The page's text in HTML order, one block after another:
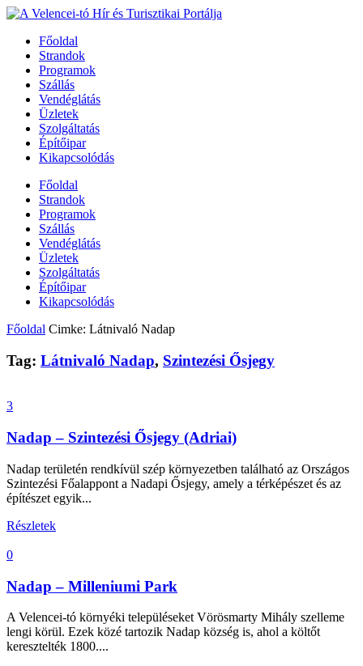
Főoldal
Strandok
Programok
Szállás
Vendéglátás
Üzletek
Szolgáltatás
Építőipar
Kikapcsolódás
Főoldal
Strandok
Programok
Szállás
Vendéglátás
Üzletek
Szolgáltatás
Építőipar
Kikapcsolódás
Főoldal Cimke: Látnivaló Nadap
Tag: Látnivaló Nadap, Szintezési Ősjegy
3
Nadap – Szintezési Ősjegy (Adriai)
Nadap területén rendkívül szép környezetben található az Országos
Szintezési Főalappont a Nadapi Ősjegy, amely a térképészet és az
építészet egyik...
Részletek
0
Nadap – Milleniumi Park
A Velencei-tó környéki településeket Vörösmarty Mihály szelleme
lengi körül. Ezek közé tartozik Nadap község is, ahol a költőt
keresztelték 1800....